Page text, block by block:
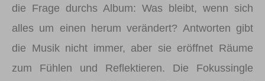
die Frage durchs Album: Was bleibt, wenn sich
alles um einen herum verändert? Antworten gibt
die Musik nicht immer, aber sie eröffnet Räume
zum Fühlen und Reflektieren. Die Fokussingle